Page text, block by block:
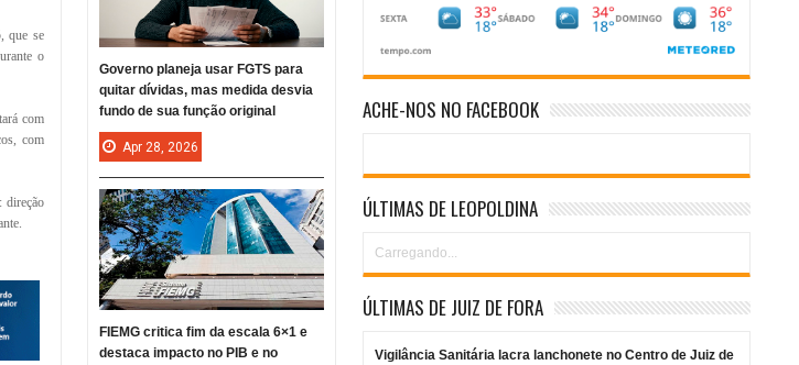
que se
o
com
com
direção
ACHE-NOS NO FACEBOOK
ÚLTIMAS DE LEOPOLDINA
Carregando...
ÚLTIMAS DE JUIZ DE FORA
Vigilância Sanitária lacra lanchonete no Centro de Juiz de
Governo planeja usar FGTS para
quitar dívidas, mas medida desvia
fundo de sua função original
Apr 28, 2026
FIEMG critica fim da escala 6×1 e
destaca impacto no PIB e no